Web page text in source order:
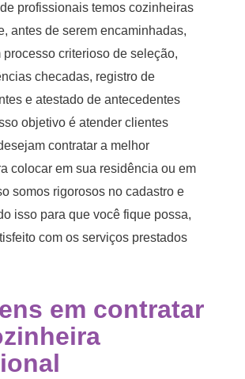
profissionais temos cozinheiras
antes de serem encaminhadas,
processo criterioso de seleção,
checadas, registro de
e atestado de antecedentes
objetivo é atender clientes
contratar a melhor
colocar em sua residência ou em
somos rigorosos no cadastro e
isso para que você fique possa,
com os serviços prestados
em contratar